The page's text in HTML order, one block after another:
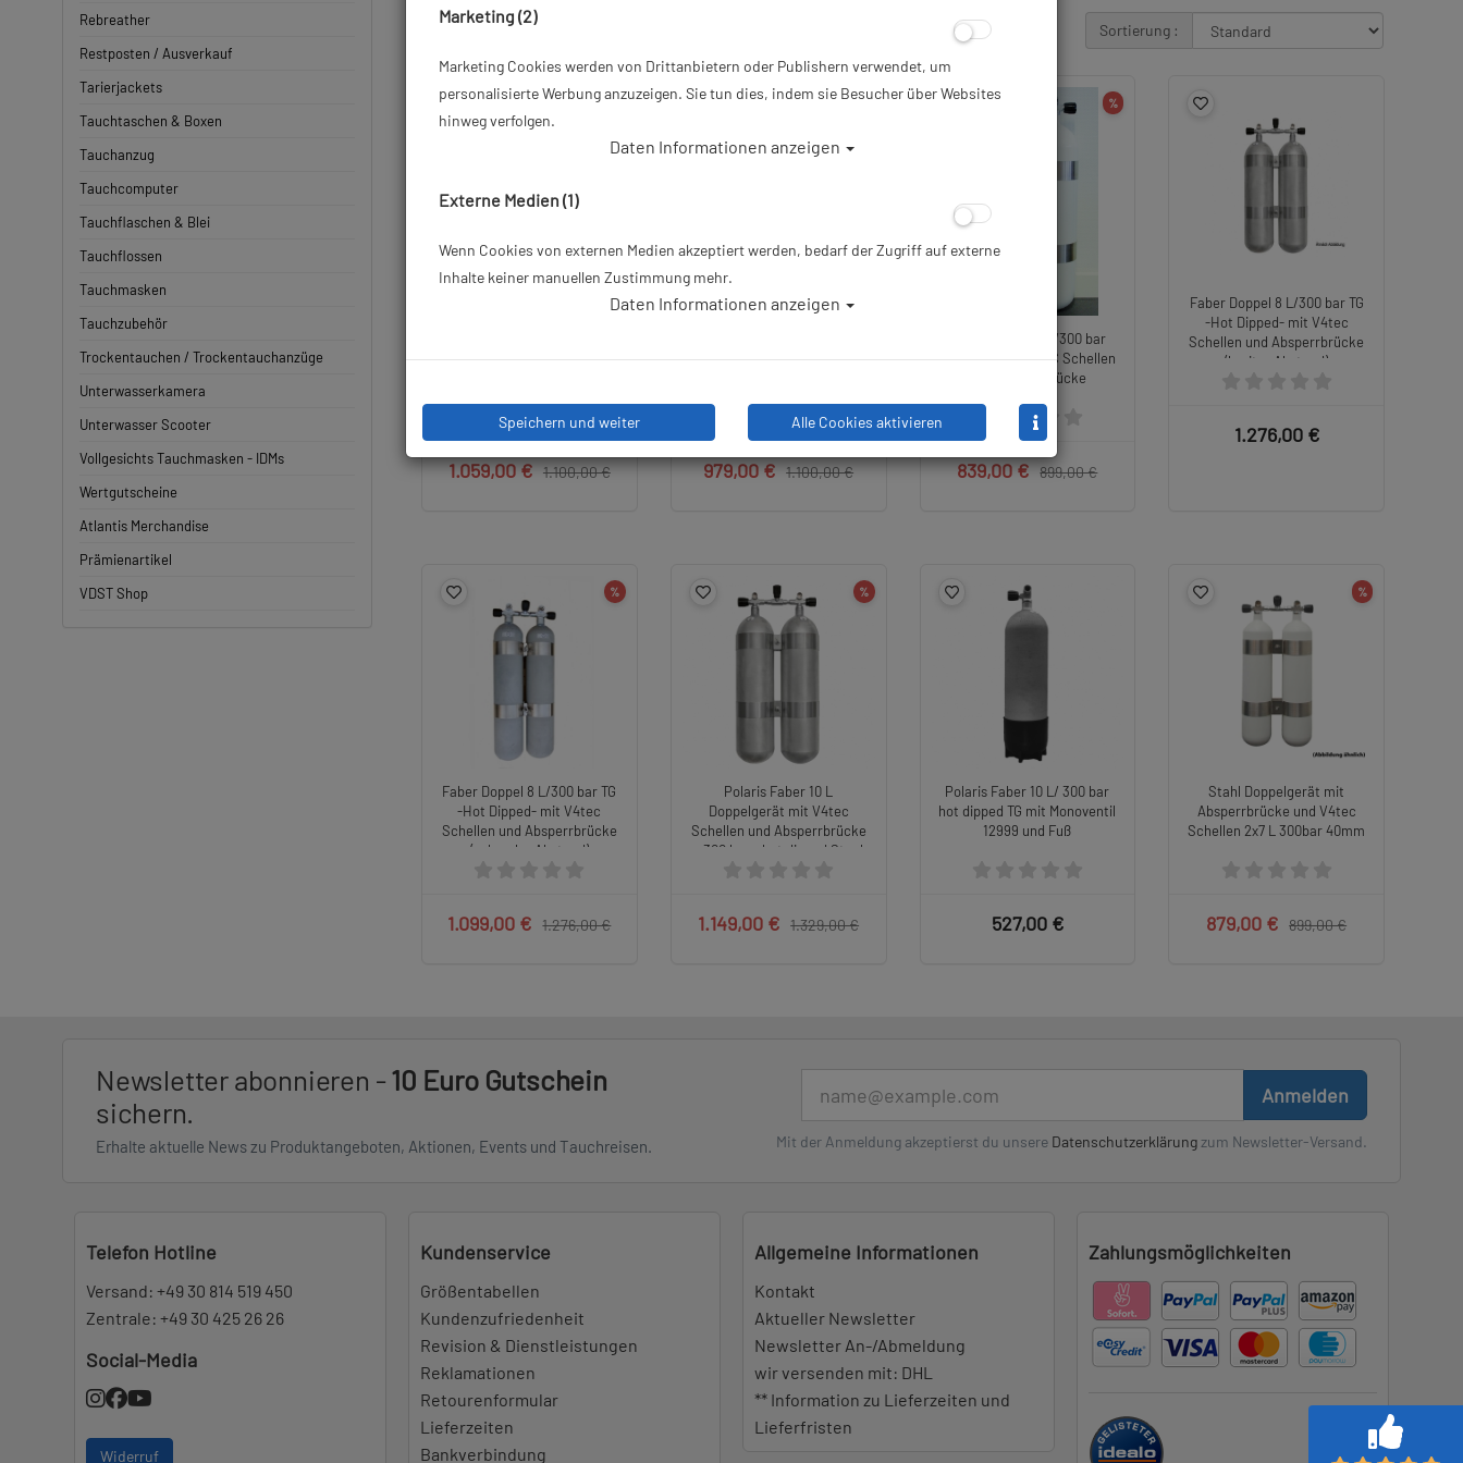
Rebreather
Restposten / Ausverkauf
Tarierjackets
Tauchtaschen & Boxen
Tauchanzug
Tauchcomputer
Tauchflaschen & Blei
Tauchflossen
Tauchmasken
Tauchzubehör
Trockentauchen / Trockentauchanzüge
Unterwasserkamera
Unterwasser Scooter
Vollgesichts Tauchmasken - IDMs
Wertgutscheine
Atlantis Merchandise
Prämienartikel
VDST Shop
Sortierung :
% TOP
Stahl TG mit V4TEC Schellen
1.059,00 € 1.100,00 €
% TOP
bar Stahl TG mit V4TEC
979,00 € 1.100,00 €
%
ECS - Doppel 7 L /300 bar
Stahl TG mit V4TEC Schellen
und Absperrbrücke
839,00 € 899,00 €
Faber Doppel 8 L/300 bar TG
-Hot Dipped- mit V4tec
Schellen und Absperrbrücke
(breiter Abstand)
1.276,00 €
%
Faber Doppel 8 L/300 bar TG
-Hot Dipped- mit V4tec
Schellen und Absperrbrücke
(schmaler Abstand)
1.099,00 € 1.276,00 €
%
Polaris Faber 10 L
Doppelgerät mit V4tec
Schellen und Absperrbrücke
- 300 bar - hot dipped Steel
1.149,00 € 1.329,00 €
Polaris Faber 10 L/ 300 bar
hot dipped TG mit Monoventil
12999 und Fuß
527,00 €
%
Stahl Doppelgerät mit
Absperrbrücke und V4tec
Schellen 2x7 L 300bar 40mm
879,00 € 899,00 €
Newsletter abonnieren -10 Euro Gutschein
sichern.
Erhalte aktuelle News zu Produktangeboten, Aktionen, Events und Tauchreisen.
Anmelden
Mit der Anmeldung akzeptierst du unsere Datenschutzerklärung zum Newsletter-Versand.
Telefon Hotline
Versand: +49 30 814 519 450
Zentrale: +49 30 425 26 26
Social-Media
Widerruf
Kundenservice
Größentabellen
Kundenzufriedenheit
Revision & Dienstleistungen
Reklamationen
Retourenformular
Lieferzeiten
Bankverbindung
Allgemeine Informationen
Kontakt
Aktueller Newsletter
Newsletter An-/Abmeldung
wir versenden mit: DHL
** Information zu Lieferzeiten und
Lieferfristen
Zahlungsmöglichkeiten
Marketing (2)
Marketing Cookies werden von Drittanbietern oder Publishern verwendet, um
personalisierte Werbung anzuzeigen. Sie tun dies, indem sie Besucher über Websites
hinweg verfolgen.
Daten Informationen anzeigen
Externe Medien (1)
Wenn Cookies von externen Medien akzeptiert werden, bedarf der Zugriff auf externe
Inhalte keiner manuellen Zustimmung mehr.
Daten Informationen anzeigen
Speichern und weiter Alle Cookies aktivieren